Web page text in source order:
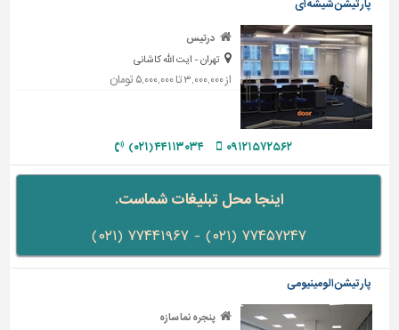
پارتیشن شیشه ای
درتیس
تهران - ایت الله کاشانی
از ۳,۰۰۰,۰۰۰ تا ۵,۰۰۰,۰۰۰ تومان
۰۹۱۲۱۵۷۲۵۶۲ ۴۴۱۱۳۰۳۴ (۰۲۱)
اینجا محل تبلیغات شماست.
۷۷۴۵۷۲۴۷ (۰۲۱) - ۷۷۴۴۱۹۶۷ (۰۲۱)
پارتیشن الومینیومی
پنجره نما سازه